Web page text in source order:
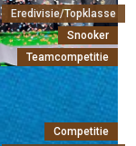
Eredivisie/Topklasse
Snooker
Teamcompetitie
Competitie